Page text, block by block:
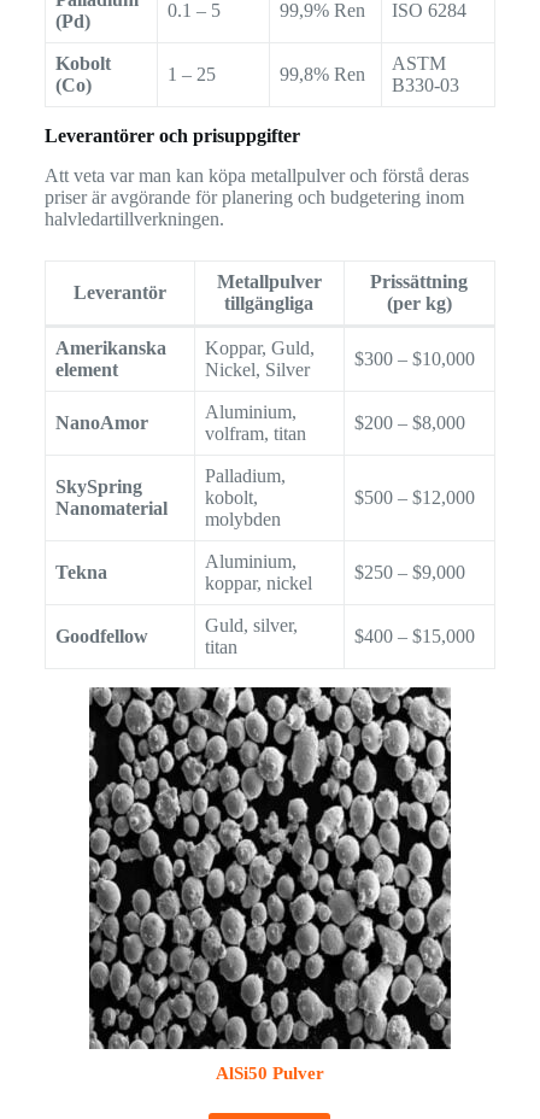
(Pd)
0.1 – 5 99,9% Ren ISO 6284
Kobolt
(Co)
1 – 25 99,8% Ren
ASTM
B330-03
Leverantörer och prisuppgifter
Att veta var man kan köpa metallpulver och förstå deras
priser är avgörande för planering och budgetering inom
halvledartillverkningen.
Leverantör
Metallpulver
tillgängliga
Prissättning
(per kg)
Amerikanska
element
Koppar, Guld,
Nickel, Silver
$300 – $10,000
NanoAmor
Aluminium,
volfram, titan
$200 – $8,000
SkySpring
Nanomaterial
Palladium,
kobolt,
molybden
$500 – $12,000
Tekna
Aluminium,
koppar, nickel
$250 – $9,000
Goodfellow
Guld, silver,
titan
$400 – $15,000
AlSi50 Pulver